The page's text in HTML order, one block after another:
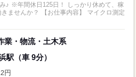
日125日！ しっかり休めて、稼
内容】 マイクロ測定
業・物流・土木系
駅（車 9分）
円